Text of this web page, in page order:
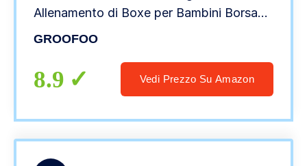
Allenamento di Boxe per Bambini Borsa
NON RICARICATA con Catena Montaggio
80X28CM Blu
GROOFOO
8.9 Vedi Prezzo Su Amazon